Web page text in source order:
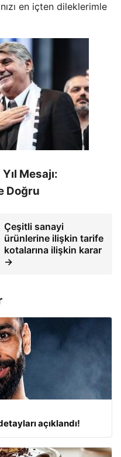
en içten dileklerimle
Mesajı:
Doğru
Çeşitli sanayi
ürünlerine ilişkin tarife
kotalarına ilişkin karar
→
açıklandı!